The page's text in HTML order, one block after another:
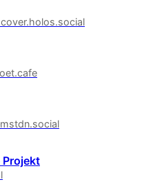
Projekt